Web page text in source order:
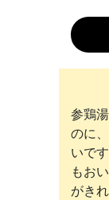
参鶏
のに
いで
もお
がき